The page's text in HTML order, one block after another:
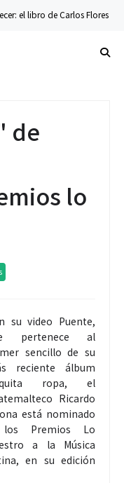
el libro de Carlos Flores sobre
de
lo
su video Puente,
pertenece al
sencillo de su
reciente álbum
ropa, el
Ricardo
está nominado
Premios Lo
a la Música
en su edición